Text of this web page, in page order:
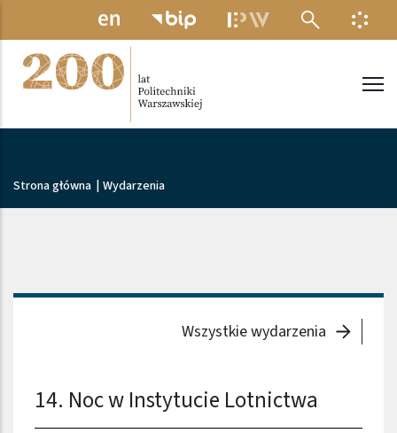
Przejdź do treści
MENU
Ścieżka nawigacyjna
Strona główna Wydarzenia
Wszystkie wydarzenia
14. Noc w Instytucie Lotnictwa